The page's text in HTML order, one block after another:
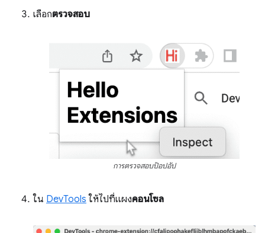
เลือกตรวจสอบ
การตรวจสอบป๊อปอัป
ใน DevTools ให้ไปที่แผงคอนโซล